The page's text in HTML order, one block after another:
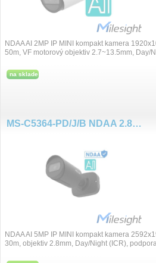
NDAA AI 2MP IP MINI kompakt kamera
50m, VF motorový objektiv 2.7~13.5mm, Day/
na sklade
MS-C5364-PD/J/B NDAA 2.8mm 5MP/30fps AI IP
NDAA AI 5MP IP MINI kompakt kamera
30m, objektiv 2.8mm, Day/Night (ICR),